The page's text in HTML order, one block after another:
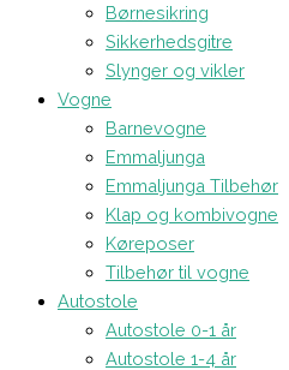
Børnesikring
Sikkerhedsgitre
Slynger og vikler
Vogne
Barnevogne
Emmaljunga
Emmaljunga Tilbehør
Klap og kombivogne
Køreposer
Tilbehør til vogne
Autostole
Autostole 0-1 år
Autostole 1-4 år